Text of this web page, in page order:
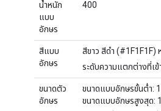
น้ำหนัก
แบบ
อักษร
400
สีแบบ
อักษร
สีขาว สีดำ (#1F1F1F)
ระดับความแตกต่างที่เข้
ขนาดตัว
อักษร
ขนาดแบบอักษรขั้นต่ำ:
ขนาดแบบอักษรสูงสุด: